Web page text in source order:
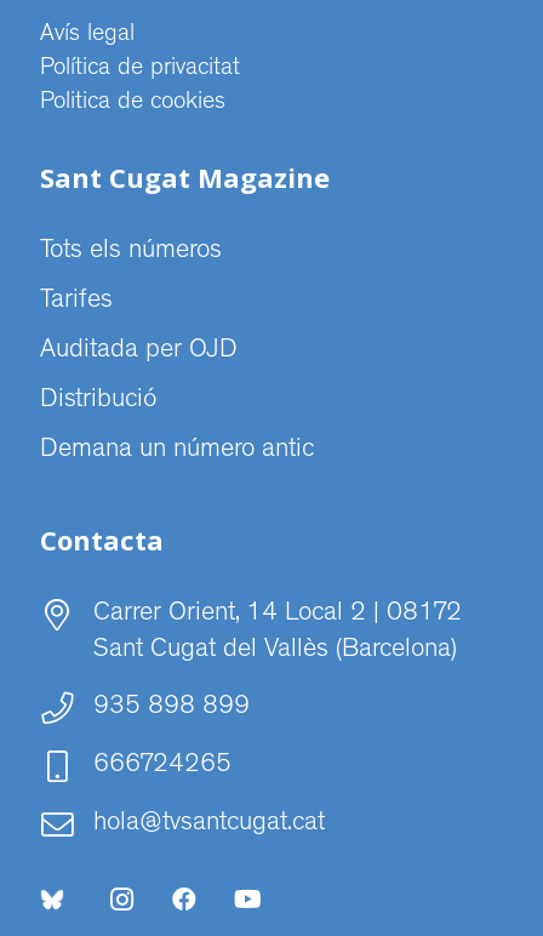
Avís legal
Política de privacitat
Politica de cookies
Sant Cugat Magazine
Tots els números
Tarifes
Auditada per OJD
Distribució
Demana un número antic
Contacta
Carrer Orient, 14 Local 2 | 08172
Sant Cugat del Vallès (Barcelona)
935 898 899
666724265
hola@tvsantcugat.cat